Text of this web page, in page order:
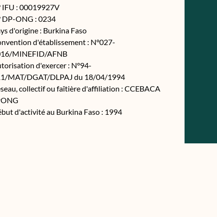
IFU : 00019927V
DP-ONG : 0234
d'origine : Burkina Faso
d'établissement : N°027-
MINEFID/AFNB
d'exercer : N°94-
MAT/DGAT/DLPAJ du 18/04/1994
collectif ou faîtière d'affiliation : CCEBACA
d'activité au Burkina Faso : 1994